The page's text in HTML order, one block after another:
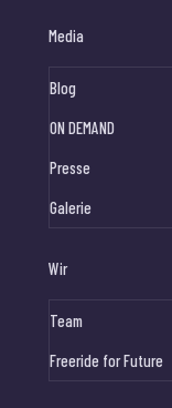
Media
Blog
ON DEMAND
Presse
Galerie
Wir
Team
Freeride for Future